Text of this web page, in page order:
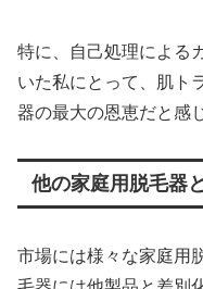
特に、自己処理による
いた私にとって、肌ト
器の最大の恩恵だと感
他の家庭用脱毛器
市場には様々な家庭用